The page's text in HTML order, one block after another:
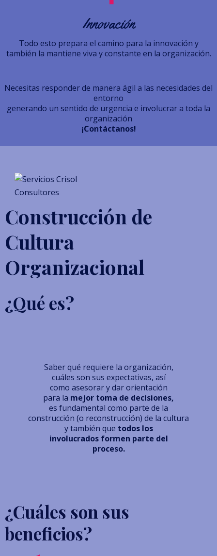
Innovación
Todo esto prepara el camino para la innovación y
también la mantiene viva y constante en la organización.
Necesitas responder de manera ágil a las necesidades del
entorno
generando un sentido de urgencia e involucrar a toda la
organización
¡Contáctanos!
Construcción de
Cultura
Organizacional
¿Qué es?
Saber qué requiere la organización,
cuáles son sus expectativas, así
como asesorar y dar orientación
para la mejor toma de decisiones,
es fundamental como parte de la
construcción (o reconstrucción) de la cultura
y también que todos los
involucrados formen parte del
proceso.
¿Cuáles son sus
beneficios?